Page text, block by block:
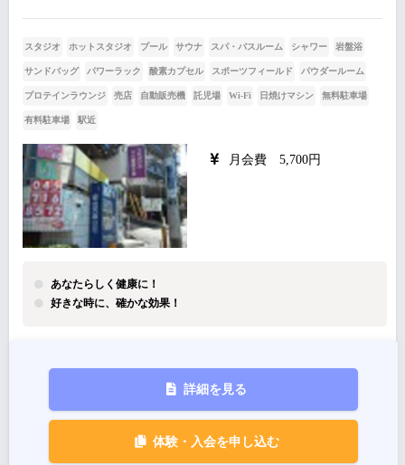
スタジオ ホットスタジオ プール サウナ スパ・バスルーム シャワー 岩盤浴
サンドバッグ パワーラック 酸素カプセル スポーツフィールド パウダールーム
プロテインラウンジ 売店 自動販売機 託児場 Wi-Fi 日焼けマシン 無料駐車場
有料駐車場 駅近
月会費 5,700円
あなたらしく健康に！
好きな時に、確かな効果！
詳細を見る
体験・入会を申し込む